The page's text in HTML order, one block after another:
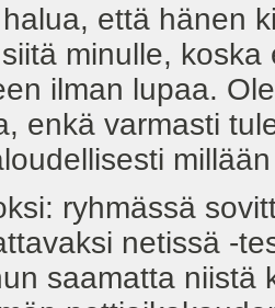
että hänen
minulle,
ilman lupaa.
enkä varmasti
ryhmässä
netissä -
saamatta niistä